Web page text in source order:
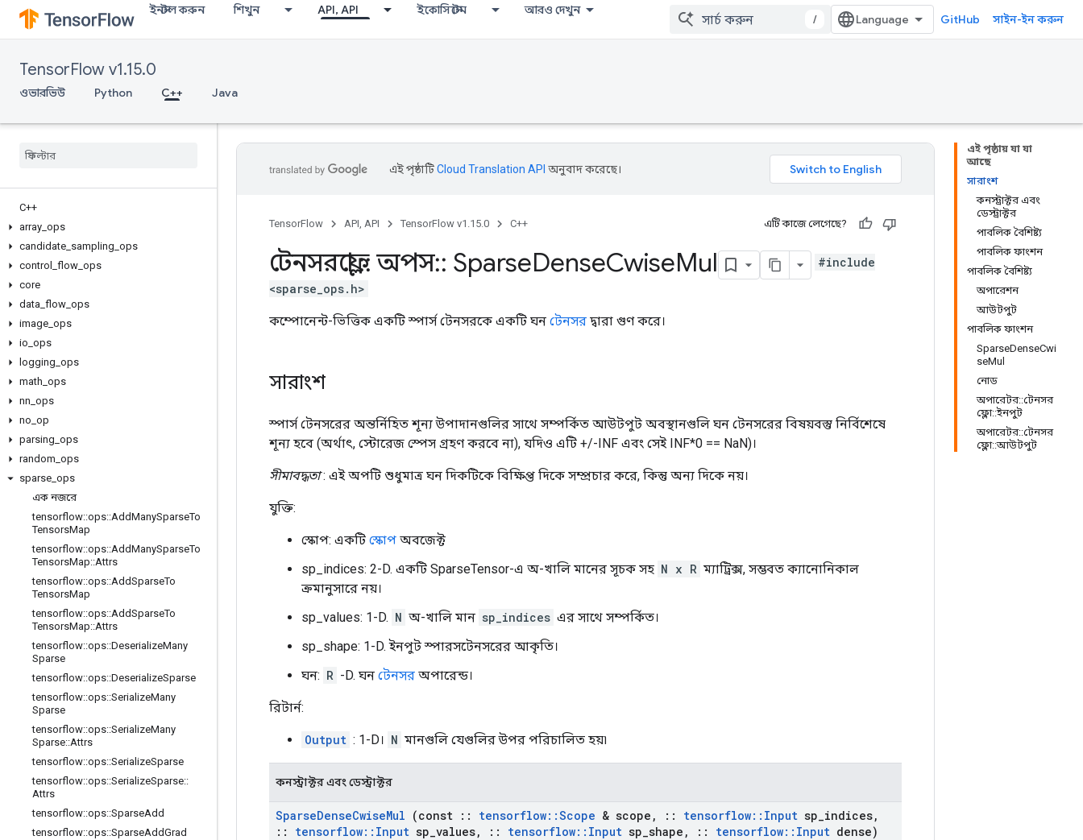
ইনস্টল করুন শিখুন API, API ইকোসিস্টেম আরও দেখুন
/ GitHub সাইন-ইন করুন
TensorFlow v1.15.0
ওভারভিউ Python C++ Java
C++
array ops
candidate sampling ops
control
flow ops
core
data flow ops
image ops
io ops
logging ops
math ops
nn ops
no op
parsing ops
random ops
sparse ops
এক নজরে
tensorflow::ops::AddManySparseTo
TensorsMap
tensorflow::ops::AddManySparseTo
TensorsMap::Attrs
tensorflow::ops::AddSparseTo
TensorsMap
tensorflow::ops::AddSparseTo
TensorsMap::Attrs
tensorflow::ops::DeserializeMany
Sparse
tensorflow::ops::DeserializeSparse
tensorflow::ops::SerializeMany
Sparse
tensorflow::ops::SerializeMany
Sparse::Attrs
tensorflow::ops::SerializeSparse
tensorflow::ops::SerializeSparse::
Attrs
tensorflow::ops::SparseAdd
tensorflow::ops::SparseAddGrad
এই পৃষ্ঠায় যা যা
আছে
সারাংশ
কনস্ট্রাক্টর এবং
ডেস্ট্রাক্টর
পাবলিক বৈশিষ্ট্য
পাবলিক ফাংশন
পাবলিক বৈশিষ্ট্য
অপারেশন
আউটপুট
পাবলিক ফাংশন
SparseDenseCwi
seMul
নোড
অপারেটর::টেনসর
ফ্লো::ইনপুট
অপারেটর::টেনসর
ফ্লো::আউটপুট
এই পৃষ্ঠাটিCloud Translation API অনুবাদ করেছে।
TensorFlow API, API TensorFlow v1.15.0 C++ এটি কাজে লেগেছে?
টেনসরফ্লো:: অপস:: SparseDenseCwiseMul
#include
<sparse_ops.h>
কম্পোনেন্ট-ভিত্তিক একটি স্পার্স টেনসরকে একটি ঘন টেনসর দ্বারা গুণ করে।
সারাংশ
স্পার্স টেনসরের অন্তর্নিহিত শূন্য উপাদানগুলির সাথে সম্পর্কিত আউটপুট অবস্থানগুলি ঘন টেনসরের বিষয়বস্তু নির্বিশেষে
শূন্য হবে (অর্থাৎ, স্টোরেজ স্পেস গ্রহণ করবে না), যদিও এটি +/-INF এবং সেই INF*0 == NaN)।
সীমাবদ্ধতা: এই অপটি শুধুমাত্র ঘন দিকটিকে বিক্ষিপ্ত দিকে সম্প্রচার করে, কিন্তু অন্য দিকে নয়।
যুক্তি:
স্কোপ: একটি স্কোপ অবজেক্ট
sp_indices: 2-D. একটি SparseTensor-এ অ-খালি মানের সূচক সহ N x R ম্যাট্রিক্স, সম্ভবত ক্যানোনিকাল
ক্রমানুসারে নয়।
sp_values: 1-D. N অ-খালি মান sp_indices এর সাথে সম্পর্কিত।
sp_shape: 1-D. ইনপুট স্পারসটেনসরের আকৃতি।
ঘন: R -D. ঘন টেনসর অপারেন্ড।
রিটার্ন:
Output : 1-D। N মানগুলি যেগুলির উপর পরিচালিত হয়৷
কনস্ট্রাক্টর এবং ডেস্ট্রাক্টর
SparseDenseCwiseMul (const :: tensorflow::Scope & scope , :: tensorflow:: Input sp indices,
::
tensorflow:: Input sp values, :: tensorflow:: Input sp shape , :: tensorflow:: Input dense)